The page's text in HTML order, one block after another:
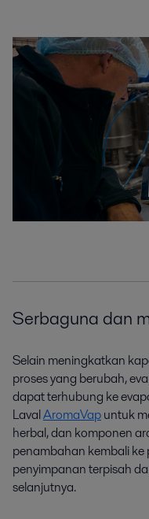
Inorganic
Meningkatnya biaya,
membentuk manufaktur
peralatan Alfa Laval
Serbaguna dan
Selain meningkatkan
proses yang berubah,
dapatterhubung ke
LavalAromaVapuntuk
herbal,dan komponen
penambahan kembali ke
penyimpananterpisah
selanjutnya.